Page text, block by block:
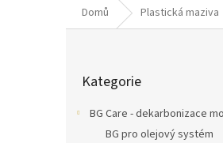
Domů
Plastická maziva
kategorie
Kategorie
BG Care - dekarbonizace
BG pro olejový systém